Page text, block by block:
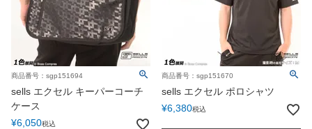
商品番号：sgp151694
sells エクセル キーパーコーチ
ケース
¥6,050税込
商品番号：sgp151670
sells エクセル ポロシャツ
¥6,380税込